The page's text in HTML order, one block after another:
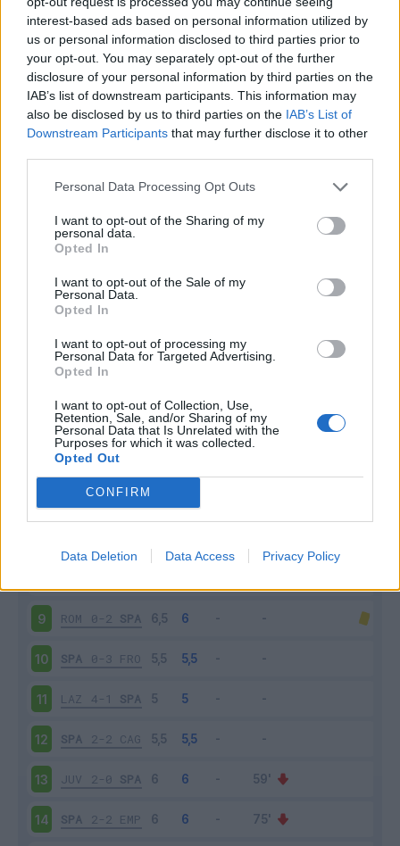
interest-based ads based on personal information utilized by
us or personal information disclosed to third parties prior to
your opt-out. You may separately opt-out of the further
disclosure of your personal information by third parties on the
IAB’s list of downstream participants. This information may
also be disclosed by us to third parties on the IAB’s List of
Downstream Participants that may further disclose it to other
Personal Data Processing Opt Outs
I want to opt-out of the Sharing of my
personal data.
Opted In
I want to opt-out of the Sale of my
Personal Data.
Opted In
I want to opt-out of processing my
Personal Data for Targeted Advertising.
Opted In
I want to opt-out of Collection, Use,
Retention, Sale, and/or Sharing of my
Personal Data that Is Unrelated with the
Purposes for which it was collected.
Opted Out
CONFIRM
Data Deletion Data Access Privacy Policy
Infortunato 0 - 0%
Inutilizzato 4 - 10
stagionale
BOL 0-1 SPA
1-0 PAR
TOR 1-0
SPA 2-0 ATA
FIO 3-0
0-2 SAS
9 ROM 0-2 SPA
10 SPA 0-3 FRO
11 LAZ 4-1 SPA
12 SPA 2-2 CAG
13 JUV 2-0 SPA
14 SPA 2-2 EMP